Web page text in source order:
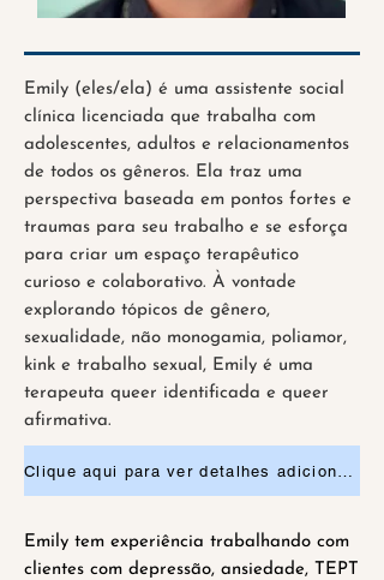
Emily (eles/ela) é uma assistente social
clínica licenciada que trabalha com
adolescentes, adultos e relacionamentos
de todos os gêneros. Ela traz uma
perspectiva baseada em pontos fortes e
traumas para seu trabalho e se esforça
para criar um espaço terapêutico
curioso e colaborativo. À vontade
explorando tópicos de gênero,
sexualidade, não monogamia, poliamor,
kink e trabalho sexual, Emily é uma
terapeuta queer identificada e queer
afirmativa.
Emily tem experiência trabalhando com
clientes com depressão, ansiedade, TEPT